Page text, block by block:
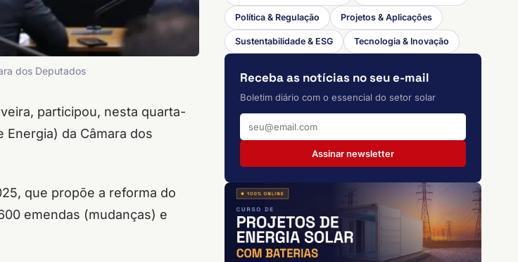
dos Deputados
participou, nesta quarta-
Energia) da Câmara dos
que propõe a reforma do
emendas (mudanças) e
Política & Regulação Projetos & Aplicações
Sustentabilidade & ESG Tecnologia & Inovação
Receba as notícias no seu e-mail
Boletim diário com o essencial do setor solar
Assinar newsletter